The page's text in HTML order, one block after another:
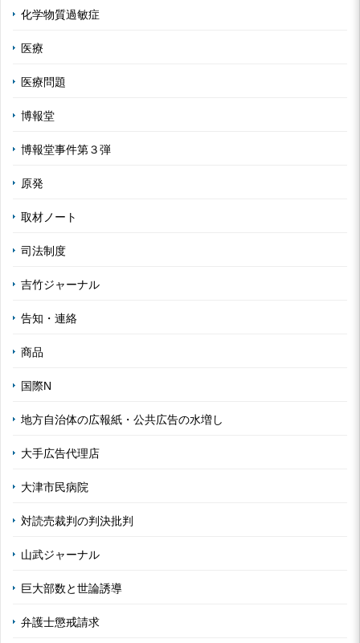
化学物質過敏症
医療
医療問題
博報堂
博報堂事件第３弾
原発
取材ノート
司法制度
吉竹ジャーナル
告知・連絡
商品
国際N
地方自治体の広報紙・公共広告の水増し
大手広告代理店
大津市民病院
対読売裁判の判決批判
山武ジャーナル
巨大部数と世論誘導
弁護士懲戒請求